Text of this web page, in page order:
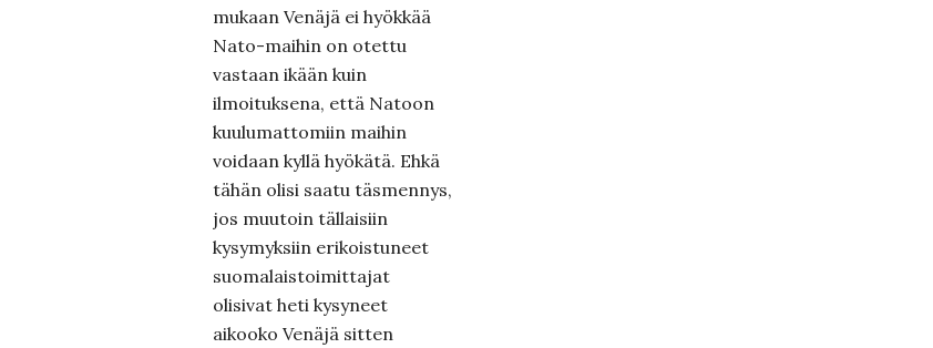
mukaan Venäjä ei hyökkää
Nato-maihin on otettu
vastaan ikään kuin
ilmoituksena, että Natoon
kuulumattomiin maihin
voidaan kyllä hyökätä. Ehkä
tähän olisi saatu täsmennys,
jos muutoin tällaisiin
kysymyksiin erikoistuneet
suomalaistoimittajat
olisivat heti kysyneet
aikooko Venäjä sitten